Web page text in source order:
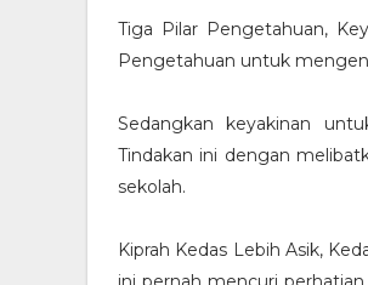
Tiga Pilar Pengetahuan,
Pengetahuan untuk
Sedangkan keyakinan
Tindakan ini dengan
sekolah.
Kiprah Kedas Lebih Asik,